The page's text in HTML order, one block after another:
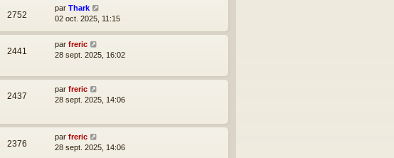
2752
par Thark
02 oct. 2025, 11:15
2441
par freric
28 sept. 2025, 16:02
2437
par freric
28 sept. 2025, 14:06
2376
par freric
28 sept. 2025, 14:06